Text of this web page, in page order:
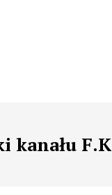
kanału